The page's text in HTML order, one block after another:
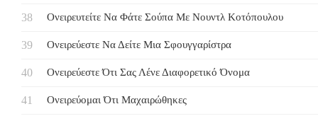
Ονειρευτείτε Να Φάτε Σούπα Με Νουντλ Κοτόπουλου
Ονειρεύεστε Να Δείτε Μια Σφουγγαρίστρα
Ονειρεύεστε Ότι Σας Λένε Διαφορετικό Όνομα
Ονειρεύομαι Ότι Μαχαιρώθηκες